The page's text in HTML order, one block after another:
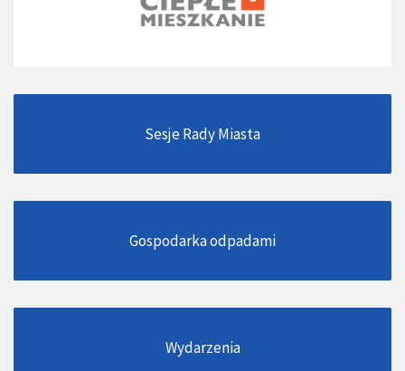
Sesje Rady Miasta
Gospodarka odpadami
Wydarzenia